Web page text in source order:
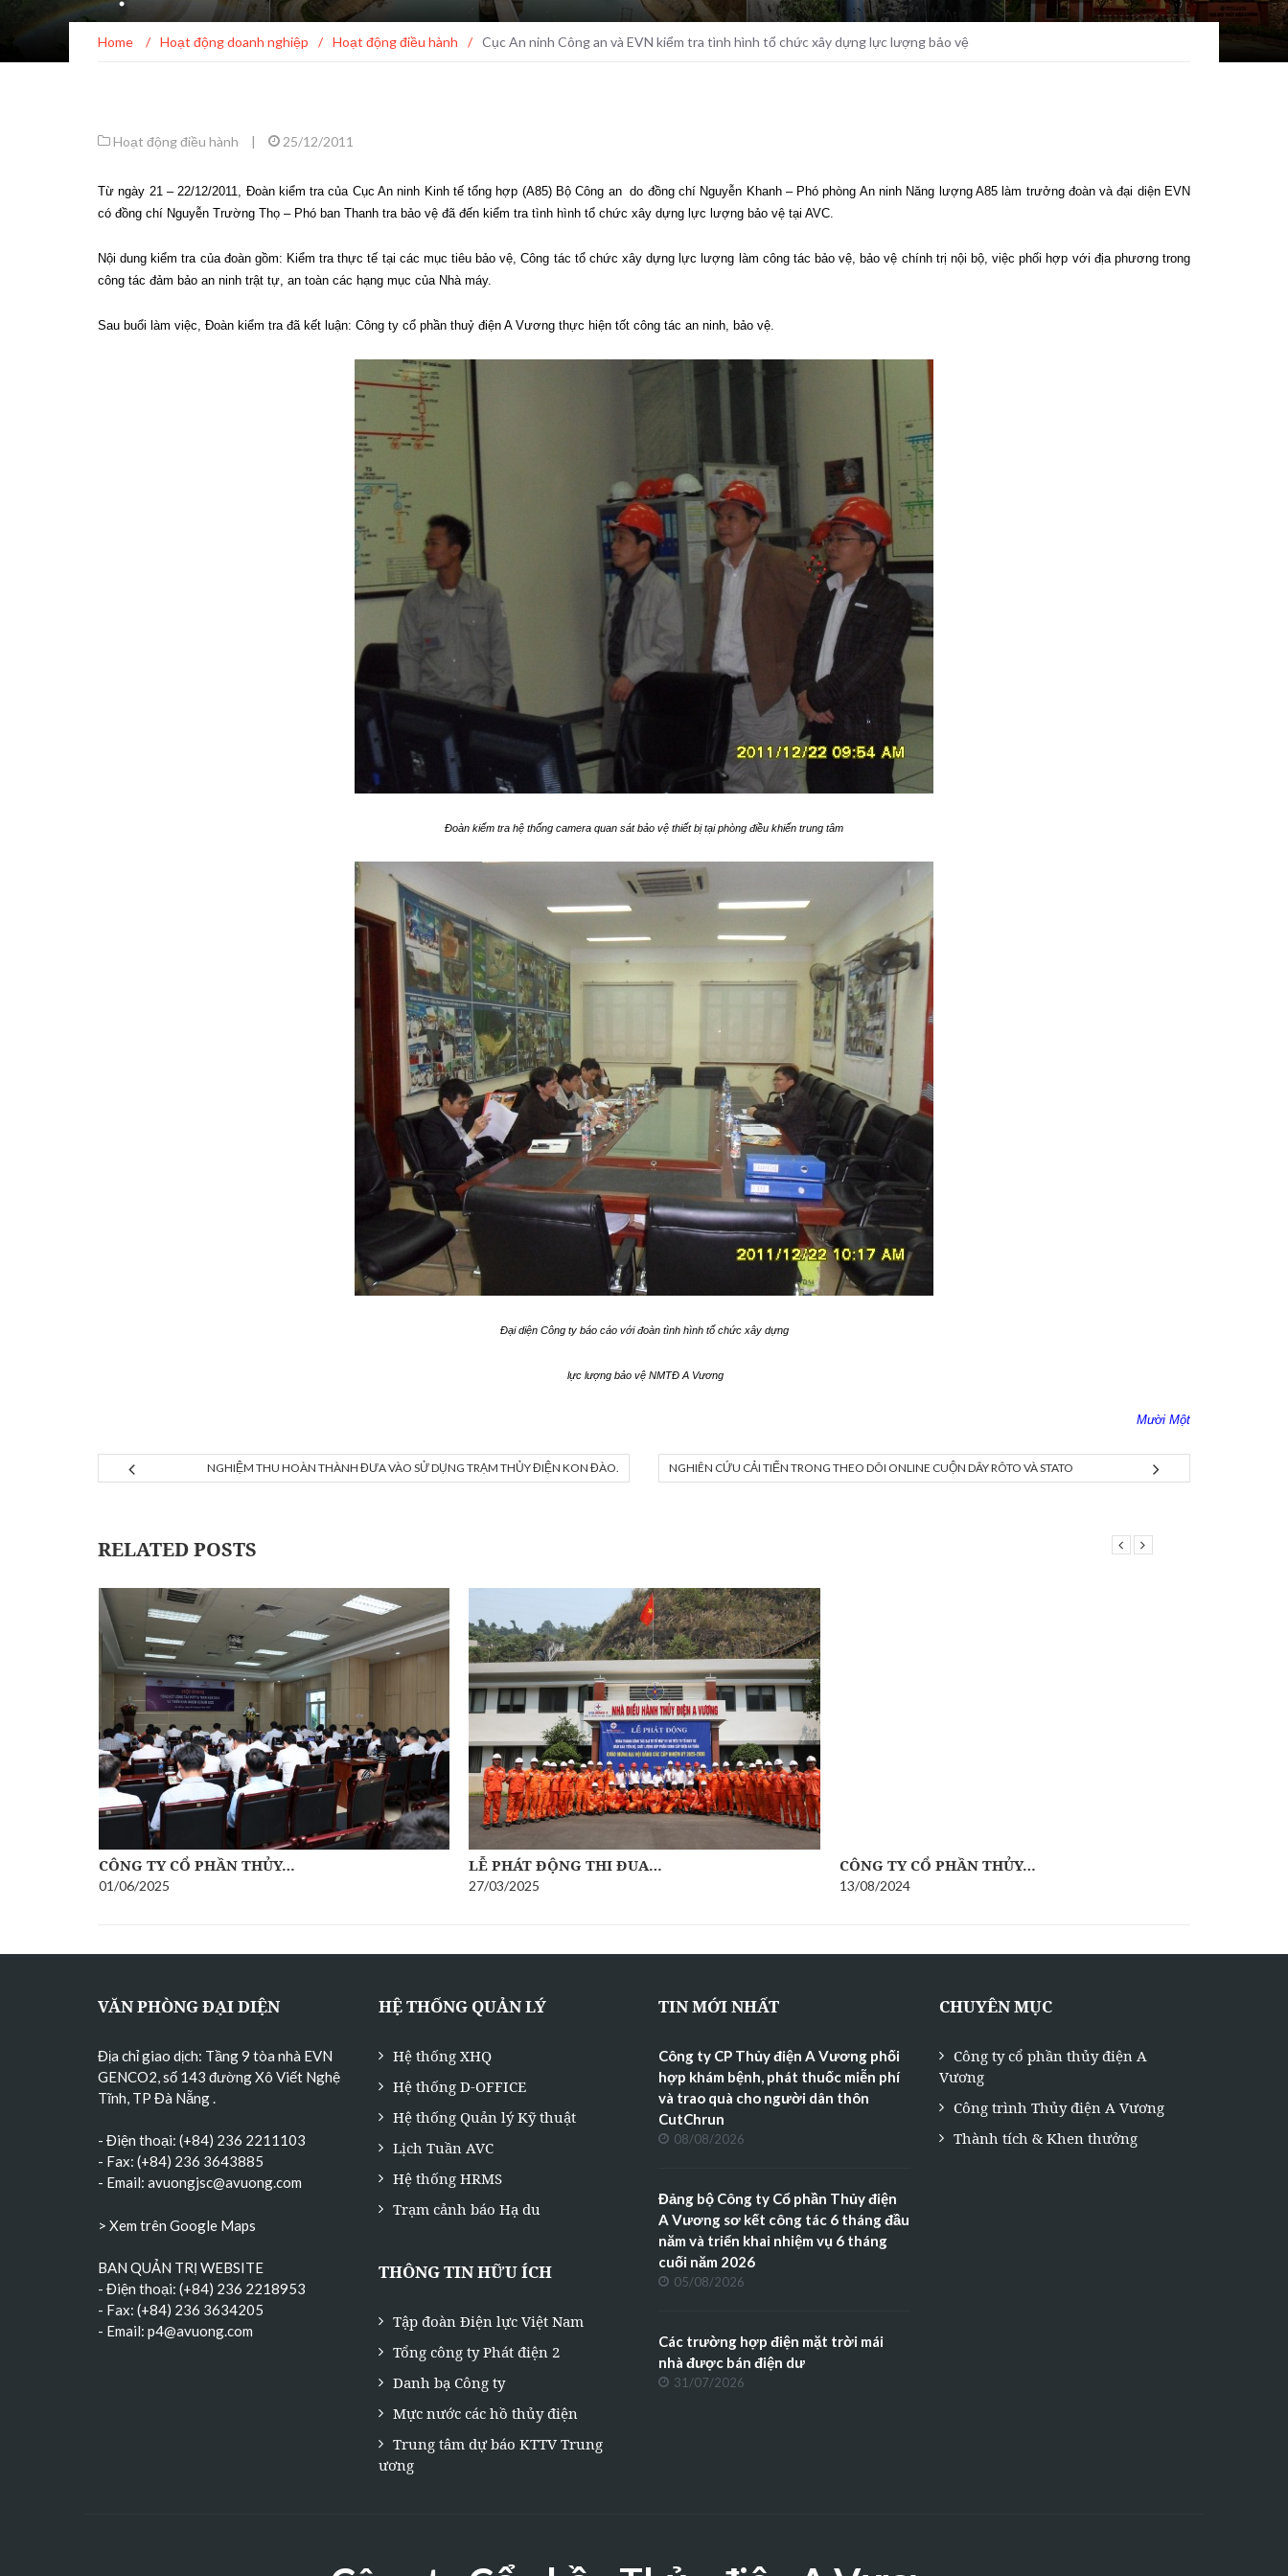
Home / Hoạt động doanh nghiệp / Hoạt động điều hành / Cục An ninh Công an và EVN kiểm tra tình hình tổ chức xây dựng lực lượng bảo vệ
Hoạt động điều hành | 25/12/2011
Từ ngày 21 – 22/12/2011, Đoàn kiểm tra của Cục An ninh Kinh tế tổng hợp (A85) Bộ Công an do đồng chí Nguyễn Khanh – Phó phòng An ninh Năng lượng A85 làm trưởng đoàn và đại diện EVN
có đồng chí Nguyễn Trường Thọ – Phó ban Thanh tra bảo vệ đã đến kiểm tra tình hình tổ chức xây dựng lực lượng bảo vệ tại AVC.
Nội dung kiểm tra của đoàn gồm: Kiểm tra thực tế tại các mục tiêu bảo vệ, Công tác tổ chức xây dựng lực lượng làm công tác bảo vệ, bảo vệ chính trị nội bộ, việc phối hợp với địa phương trong
công tác đảm bảo an ninh trật tự, an toàn các hạng mục của Nhà máy.
Sau buổi làm việc, Đoàn kiểm tra đã kết luận: Công ty cổ phần thuỷ điện A Vương thực hiện tốt công tác an ninh, bảo vệ.
Đoàn kiểm tra hệ thống camera quan sát bảo vệ thiết bị tại phòng điều khiển trung tâm
Đại diện Công ty báo cáo với đoàn tình hình tổ chức xây dựng
lực lượng bảo vệ NMTĐ A Vương
Mười Một
NGHIỆM THU HOÀN THÀNH ĐƯA VÀO SỬ DỤNG TRẠM THỦY ĐIỆN KON ĐÀO. NGHIÊN CỨU CẢI TIẾN TRONG THEO DÕI ONLINE CUỘN DÂY RÔTO VÀ STATO
RELATED POSTS
CÔNG TY CỔ PHẦN THỦY…
01/06/2025
LỄ PHÁT ĐỘNG THI ĐUA…
27/03/2025
CÔNG TY CỔ PHẦN THỦY…
13/08/2024
VĂN PHÒNG ĐẠI DIỆN
Địa chỉ giao dịch: Tầng 9 tòa nhà EVN
GENCO2, số 143 đường Xô Viết Nghệ
Tĩnh, TP Đà Nẵng.
- Điện thoại: (+84) 236 2211103
- Fax: (+84) 236 3643885
- Email: avuongjsc@avuong.com
> Xem trên Google Maps
BAN QUẢN TRỊ WEBSITE
- Điện thoại: (+84) 236 2218953
- Fax: (+84) 236 3634205
- Email: p4@avuong.com
HỆ THỐNG QUẢN LÝ
Hệ thống XHQ
Hệ thống D-OFFICE
Hệ thống Quản lý Kỹ thuật
Lịch Tuần AVC
Hệ thống HRMS
Trạm cảnh báo Hạ du
THÔNG TIN HỮU ÍCH
Tập đoàn Điện lực Việt Nam
Tổng công ty Phát điện 2
Danh bạ Công ty
Mực nước các hồ thủy điện
Trung tâm dự báo KTTV Trung
ương
TIN MỚI NHẤT
Công ty CP Thủy điện A Vương phối
hợp khám bệnh, phát thuốc miễn phí
và trao quà cho người dân thôn
CutChrun
08/08/2026
Đảng bộ Công ty Cổ phần Thủy điện
A Vương sơ kết công tác 6 tháng đầu
năm và triển khai nhiệm vụ 6 tháng
cuối năm 2026
05/08/2026
Các trường hợp điện mặt trời mái
nhà được bán điện dư
31/07/2026
CHUYÊN MỤC
Công ty cổ phần thủy điện A
Vương
Công trình Thủy điện A Vương
Thành tích & Khen thưởng